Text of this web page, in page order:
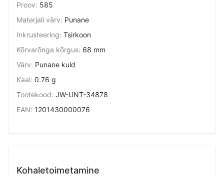
Proov: 585
Materjali värv: Punane
Inkrusteering: Tsirkoon
Kõrvarõnga kõrgus: 68 mm
Värv: Punane kuld
Kaal: 0.76 g
Tootekood: JW-UNT-34878
EAN: 1201430000076
Kohaletoimetamine